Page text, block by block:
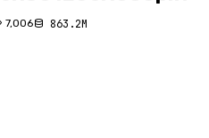
7,006 863.2M